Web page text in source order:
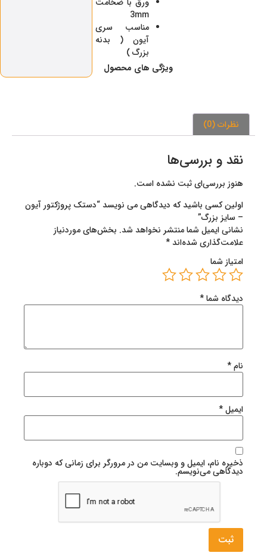
3mm
مناسب سری
آیون ( بدنه
بزرگ )
ویژگی‌ های محصول
نظرات (0)
نقد و بررسی‌ها
هنوز بررسی‌ای ثبت نشده است.
اولین کسی باشید که دیدگاهی می نویسد “دستک پروژکتور آیون
– سایز بزرگ”
نشانی ایمیل شما منتشر نخواهد شد. بخش‌های موردنیاز
علامت‌گذاری شده‌اند*
امتیاز شما
دیدگاه شما*
نام*
ایمیل*
ذخیره نام، ایمیل و وبسایت من در مرورگر برای زمانی که دوباره
دیدگاهی می‌نویسم.